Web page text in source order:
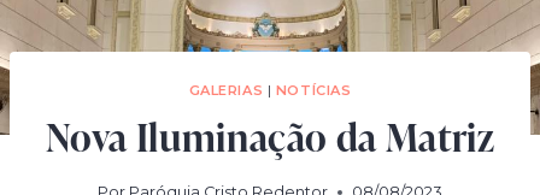
GALERIAS | NOTÍCIAS
Nova Iluminação da Matriz